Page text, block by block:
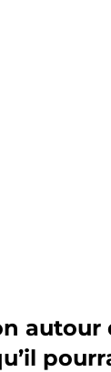
autour